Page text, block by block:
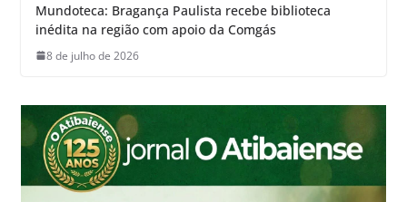
Mundoteca: Bragança Paulista recebe biblioteca
inédita na região com apoio da Comgás
8 de julho de 2026